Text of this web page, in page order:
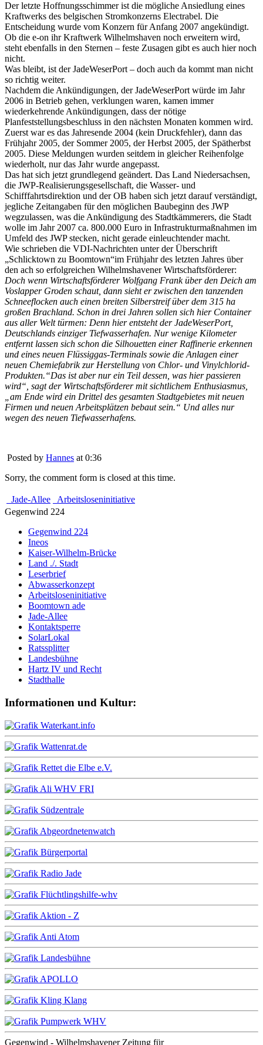
Der letzte Hoffnungsschimmer ist die mögliche Ansiedlung eines
Kraftwerks des belgischen Stromkonzerns Electrabel. Die
Entscheidung wurde vom Konzern für Anfang 2007 angekündigt.
Ob die e-on ihr Kraftwerk Wilhelmshaven noch erweitern wird,
steht ebenfalls in den Sternen – feste Zusagen gibt es auch hier noch
nicht.
Was bleibt, ist der JadeWeserPort – doch auch da kommt man nicht
so richtig weiter.
Nachdem die Ankündigungen, der JadeWeserPort würde im Jahr
2006 in Betrieb gehen, verklungen waren, kamen immer
wiederkehrende Ankündigungen, dass der nötige
Planfeststellungsbeschluss in den nächsten Monaten kommen wird.
Zuerst war es das Jahresende 2004 (kein Druckfehler), dann das
Frühjahr 2005, der Sommer 2005, der Herbst 2005, der Spätherbst
2005. Diese Meldungen wurden seitdem in gleicher Reihenfolge
wiederholt, nur das Jahr wurde angepasst.
Das hat sich jetzt grundlegend geändert. Das Land Niedersachsen,
die JWP-Realisierungsgesellschaft, die Wasser- und
Schifffahrtsdirektion und der OB haben sich jetzt darauf verständigt,
jegliche Zeitangaben für den möglichen Baubeginn des JWP
wegzulassen, was die Ankündigung des Stadtkämmerers, die Stadt
wolle im Jahr 2007 ca. 800.000 Euro in Infrastrukturmaßnahmen im
Umfeld des JWP stecken, nicht gerade einleuchtender macht.
Wie schrieben die VDI-Nachrichten unter der Überschrift
„Schlicktown zu Boomtown“im Frühjahr des letzten Jahres über
den ach so erfolgreichen Wilhelmshavener Wirtschaftsförderer:
Doch wenn Wirtschaftsförderer Wolfgang Frank über den Deich am
Voslapper Groden schaut, dann sieht er zwischen den tanzenden
Schneeflocken auch einen breiten Silberstreif über dem 315 ha
großen Brachland. Schon in drei Jahren sollen sich hier Container
aus aller Welt türmen: Denn hier entsteht der JadeWeserPort,
Deutschlands einziger Tiefwasserhafen. Nur wenige Kilometer
entfernt lassen sich schon die Silhouetten einer Raffinerie erkennen
und eines neuen Flüssiggas-Terminals sowie die Anlagen einer
neuen Chemiefabrik zur Herstellung von Chlor- und Vinylchlorid-
Produkten.“Das ist aber nur ein Teil dessen, was hier passieren
wird“, sagt der Wirtschaftsförderer mit sichtlichem Enthusiasmus,
„am Ende wird ein Drittel des gesamten Stadtgebietes mit neuen
Firmen und neuen Arbeitsplätzen bebaut sein.“ Und alles nur
wegen des neuen Tiefwasserhafens.
Posted by Hannes at 0:36
Sorry, the comment form is closed at this time.
Jade-Allee
Arbeitsloseninitiative
Gegenwind 224
Gegenwind 224
Ineos
Kaiser-Wilhelm-Brücke
Land ./. Stadt
Leserbrief
Abwasserkonzept
Arbeitsloseninitiative
Boomtown ade
Jade-Allee
Kontaktsperre
SolarLokal
Ratssplitter
Landesbühne
Hartz IV und Recht
Stadthalle
Informationen und Kultur:
Gegenwind - Wilhelmshavener Zeitung für